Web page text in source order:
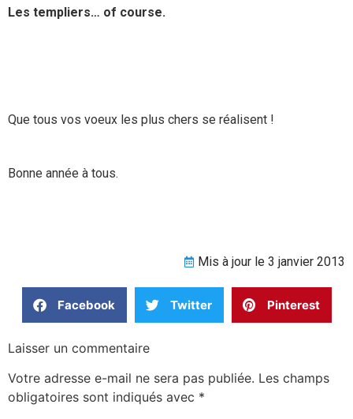
Les templiers… of course.
Que tous vos voeux les plus chers se réalisent !
Bonne année à tous.
Mis à jour le 3 janvier 2013
Facebook Twitter Pinterest
Laisser un commentaire
Votre adresse e-mail ne sera pas publiée. Les champs
obligatoires sont indiqués avec *